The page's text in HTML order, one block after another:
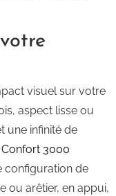
visuel sur votre
aspect lisse ou
une infinité de
3000
configuration de
ou arêtier, en appui,